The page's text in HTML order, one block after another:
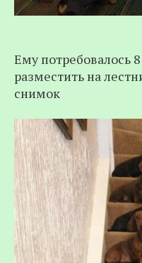
Ему потребовалось
разместить на
снимок